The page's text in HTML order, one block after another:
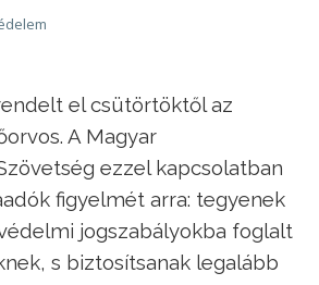
el csütörtöktől az
A Magyar
ezzel kapcsolatban
figyelmét arra: tegyenek
jogszabályokba foglalt
s biztosítsanak legalább